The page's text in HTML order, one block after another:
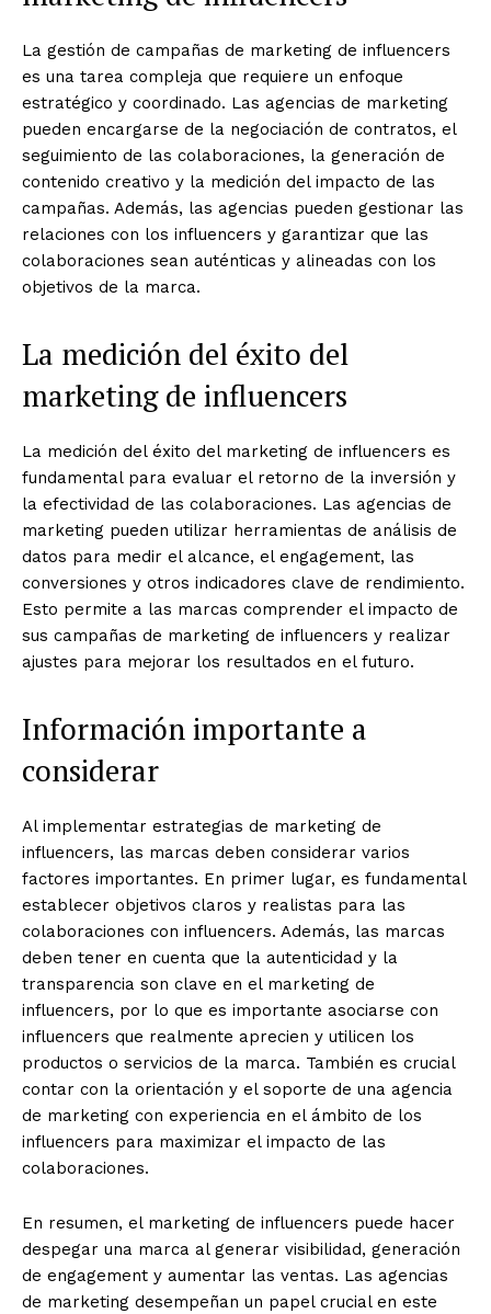
La gestión de campañas de marketing de influencers
es una tarea compleja que requiere un enfoque
estratégico y coordinado. Las agencias de marketing
pueden encargarse de la negociación de contratos, el
seguimiento de las colaboraciones, la generación de
contenido creativo y la medición del impacto de las
campañas. Además, las agencias pueden gestionar las
relaciones con los influencers y garantizar que las
colaboraciones sean auténticas y alineadas con los
objetivos de la marca.
La medición del éxito del
marketing de influencers
La medición del éxito del marketing de influencers es
fundamental para evaluar el retorno de la inversión y
la efectividad de las colaboraciones. Las agencias de
marketing pueden utilizar herramientas de análisis de
datos para medir el alcance, el engagement, las
conversiones y otros indicadores clave de rendimiento.
Esto permite a las marcas comprender el impacto de
sus campañas de marketing de influencers y realizar
ajustes para mejorar los resultados en el futuro.
Información importante a
considerar
Al implementar estrategias de marketing de
influencers, las marcas deben considerar varios
factores importantes. En primer lugar, es fundamental
establecer objetivos claros y realistas para las
colaboraciones con influencers. Además, las marcas
deben tener en cuenta que la autenticidad y la
transparencia son clave en el marketing de
influencers, por lo que es importante asociarse con
influencers que realmente aprecien y utilicen los
productos o servicios de la marca. También es crucial
contar con la orientación y el soporte de una agencia
de marketing con experiencia en el ámbito de los
influencers para maximizar el impacto de las
colaboraciones.
En resumen, el marketing de influencers puede hacer
despegar una marca al generar visibilidad, generación
de engagement y aumentar las ventas. Las agencias
de marketing desempeñan un papel crucial en este